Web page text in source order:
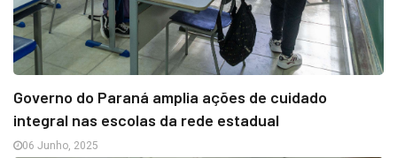
Governo do Paraná amplia ações de cuidado
integral nas escolas da rede estadual
06 Junho, 2025